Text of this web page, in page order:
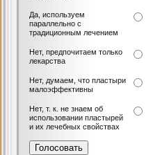
Да, используем
параллельно с
традиционным лечением
Нет, предпочитаем только
лекарства
Нет, думаем, что пластыри
малоэффективны
Нет, т. к. не знаем об
использовании пластырей
и их лечебных свойствах